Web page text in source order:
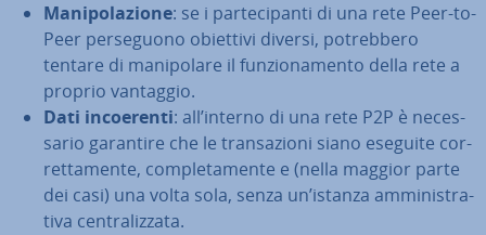
Ma­ni­po­la­zio­ne: se i par­te­ci­pan­ti di una rete Peer-to-
Peer per­se­guo­no obiettivi diversi, po­treb­be­ro
tentare di ma­ni­po­la­re il fun­zio­na­men­to della rete a
proprio vantaggio.
Dati in­coe­ren­ti: all’interno di una rete P2P è ne­ces­
sa­rio garantire che le tran­sa­zio­ni siano eseguite cor­
ret­ta­men­te, com­ple­ta­men­te e (nella maggior parte
dei casi) una volta sola, senza un’istanza am­mi­ni­stra­
ti­va cen­tra­liz­za­ta.